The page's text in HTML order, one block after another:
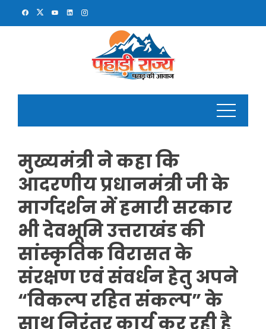
मुख्यमंत्री ने कहा कि
आदरणीय प्रधानमंत्री जी के
मार्गदर्शन में हमारी सरकार
भी देवभूमि उत्तराखंड की
सांस्कृतिक विरासत के
संरक्षण एवं संवर्धन हेतु अपने
“विकल्प रहित संकल्प” के
साथ निरंतर कार्य कर रही है